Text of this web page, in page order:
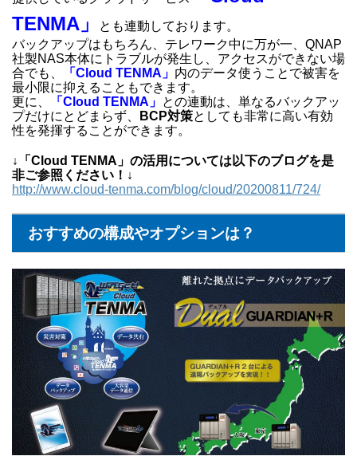
TENMA」
とも連動しております。
バックアップはもちろん、テレワーク中に万が一、QNAP
社製NAS本体にトラブルが発生し、アクセスができない場
合でも、
「Cloud TENMA」 内のデータ使うことで被害を
最小限に抑えることもできます。
更に、
「Cloud TENMA」 との連動は、単なるバックアッ
プだけにとどまらず、
BCP対策としても非常に高い有効
性を発揮することができます。
↓「Cloud TENMA」の活用については以下のブログを是
非ご参照ください！↓
http://www.cloud-tenma.com/blog/cloud/20200811/724/
おすすめの構成やオプションは？